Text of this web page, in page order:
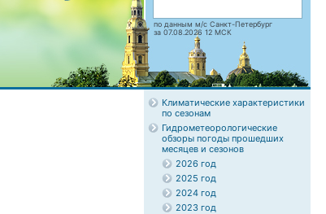
по данным м/с Санкт-Петербург
за 07.08.2026 12 МСК
Климатические характеристики
по сезонам
Гидрометеорологические
обзоры погоды прошедших
месяцев и сезонов
2026 год
2025 год
2024 год
2023 год